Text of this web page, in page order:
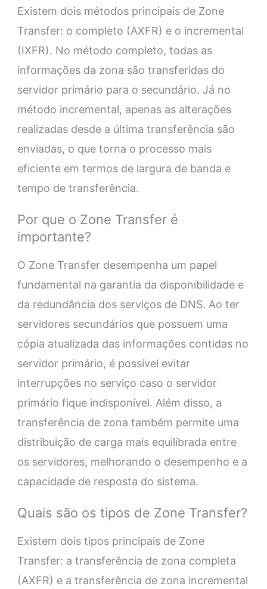
Existem dois métodos principais de Zone
Transfer: o completo (AXFR) e o incremental
(IXFR). No método completo, todas as
informações da zona são transferidas do
servidor primário para o secundário. Já no
método incremental, apenas as alterações
realizadas desde a última transferência são
enviadas, o que torna o processo mais
eficiente em termos de largura de banda e
tempo de transferência.
Por que o Zone Transfer é
importante?
O Zone Transfer desempenha um papel
fundamental na garantia da disponibilidade e
da redundância dos serviços de DNS. Ao ter
servidores secundários que possuem uma
cópia atualizada das informações contidas no
servidor primário, é possível evitar
interrupções no serviço caso o servidor
primário fique indisponível. Além disso, a
transferência de zona também permite uma
distribuição de carga mais equilibrada entre
os servidores, melhorando o desempenho e a
capacidade de resposta do sistema.
Quais são os tipos de Zone Transfer?
Existem dois tipos principais de Zone
Transfer: a transferência de zona completa
(AXFR) e a transferência de zona incremental